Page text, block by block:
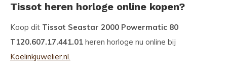
Tissot heren horloge online kopen?
Koop dit Tissot Seastar 2000 Powermatic 80
T120.607.17.441.01 heren horloge nu online bij
Koelinkjuwelier.nl.